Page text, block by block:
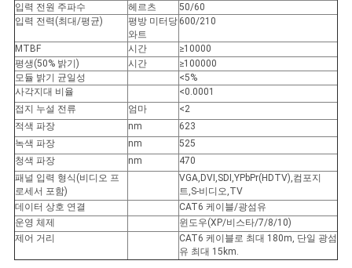
입력 전원 주파수
헤르츠
50/60
입력 전력(최대/평균)
평방 미터당
와트
600/210
MTBF 시간
≥10000
평생(50% 밝기)
시간
≥100000
모듈 밝기 균일성
<5%
사각지대 비율
<0.0001
접지 누설 전류
엄마
<2
적색 파장
nm
623
녹색 파장
nm
525
청색 파장
nm
470
패널 입력 형식(비디오 프
로세서 포함)
VGA,DVI,SDI,YPbPr(HDTV),컴포지
트,S-비디오,TV
데이터 상호 연결
CAT6 케이블/광섬유
운영 체제
윈도우(XP/비스타/7/8/10)
제어 거리
CAT6 케이블로 최대 180m, 단일 광섬
유 최대 15km.